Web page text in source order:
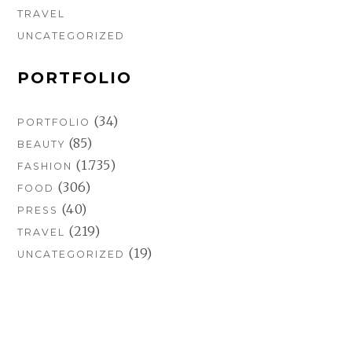
TRAVEL
UNCATEGORIZED
PORTFOLIO
PORTFOLIO (34)
BEAUTY (85)
FASHION (1.735)
FOOD (306)
PRESS (40)
TRAVEL (219)
UNCATEGORIZED (19)